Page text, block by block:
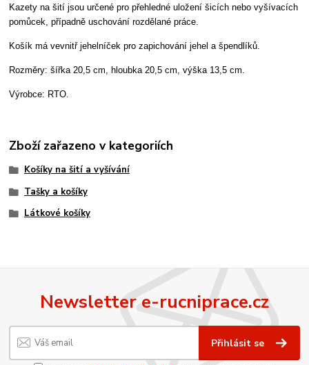
Kazety na šití jsou určené pro přehledné uložení šicích nebo vyšívacích
pomůcek, případně uschování rozdělané práce.
Košík má vevnitř jehelníček pro zapichování jehel a špendlíků.
Rozměry: šířka 20,5 cm, hloubka 20,5 cm, výška 13,5 cm.
Výrobce: RTO.
Zboží zařazeno v kategoriích
Košíky na šití a vyšívání
Tašky a košíky
Látkové košíky
Newsletter e-rucniprace.cz
Přihlásit se